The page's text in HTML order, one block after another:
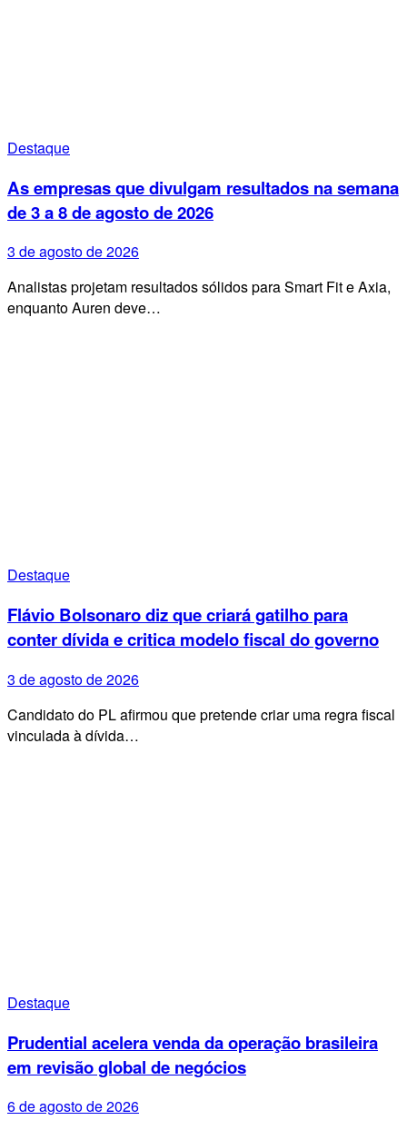
Destaque
As empresas que divulgam resultados na semana
de 3 a 8 de agosto de 2026
3 de agosto de 2026
Analistas projetam resultados sólidos para Smart Fit e Axia,
enquanto Auren deve…
Destaque
Flávio Bolsonaro diz que criará gatilho para
conter dívida e critica modelo fiscal do governo
3 de agosto de 2026
Candidato do PL afirmou que pretende criar uma regra fiscal
vinculada à dívida…
Destaque
Prudential acelera venda da operação brasileira
em revisão global de negócios
6 de agosto de 2026